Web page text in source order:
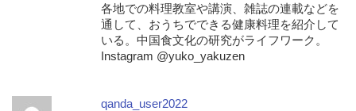
各地での料理教室や講演、雑誌の連載などを
通して、おうちでできる健康料理を紹介して
いる。中国食文化の研究がライフワーク。
Instagram @yuko_yakuzen
qanda_user2022